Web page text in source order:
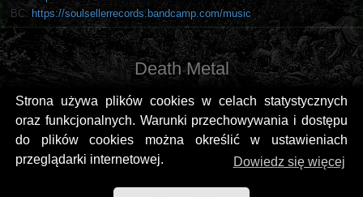
Strona używa plików cookies w celach statystycznych
oraz funkcjonalnych. Warunki przechowywania i dostępu
do plików cookies można określić w ustawieniach
przeglądarki internetowej.
Dowiedz się więcej
BC: https://soulsellerrecords.bandcamp.com/music
Death Metal